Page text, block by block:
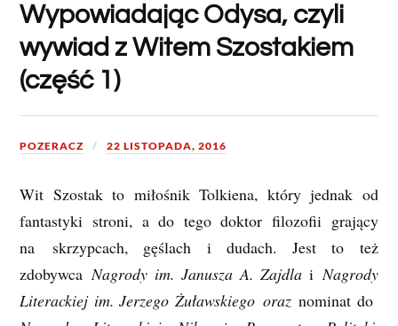
Wypowiadając Odysa, czyli
wywiad z Witem Szostakiem
(część 1)
POZERACZ 22 LISTOPADA, 2016
Wit Szostak to miłośnik Tolkiena, który jednak od
fantastyki stroni, a do tego doktor filozofii grający
na skrzypcach, gęślach i dudach. Jest to też
zdobywcaNagrody im. Janusza A. ZajdlaiNagrody
Literackiej im. Jerzego Żuławskiego oraznominat do